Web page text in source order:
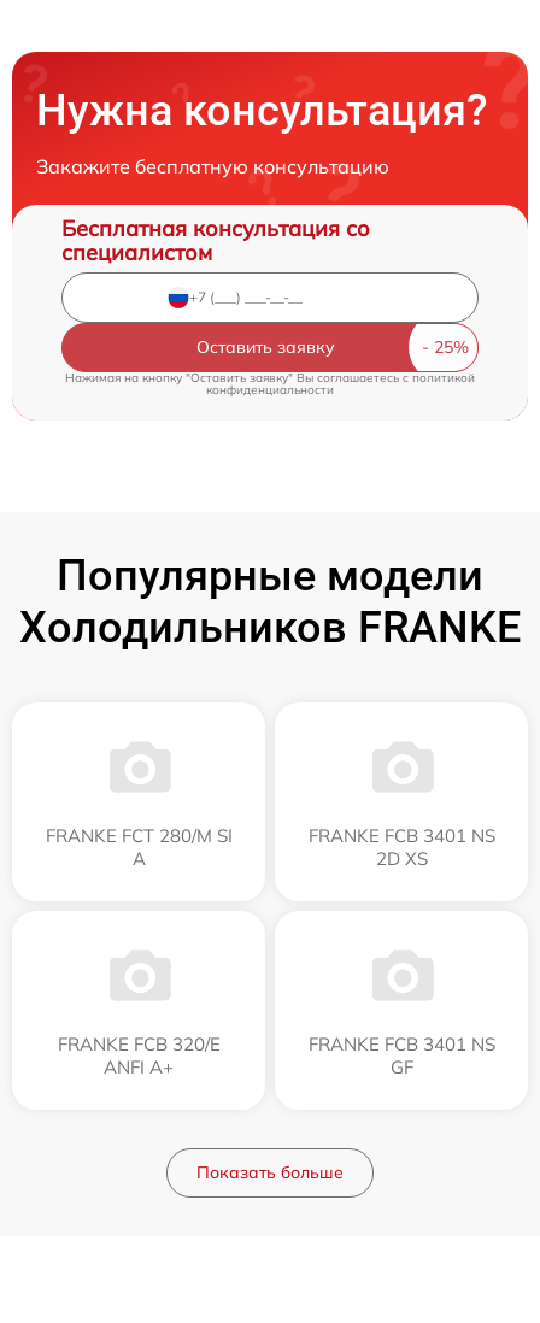
Нужна консультация?
Закажите бесплатную консультацию
Бесплатная консультация со
специалистом
Оставить заявку
Нажимая на кнопку "Оставить заявку" Вы соглашаетесь cполитикой
конфиденциальности
Популярные модели
Холодильников FRANKE
FRANKE FCT 280/M SI
A
FRANKE FCB 3401 NS
2D XS
FRANKE FCB 320/E
ANFI A+
FRANKE FCB 3401 NS
GF
Показать больше